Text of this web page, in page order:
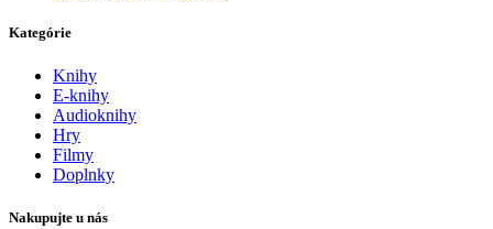
Kategórie
Knihy
E-knihy
Audioknihy
Hry
Filmy
Doplnky
Nakupujte u nás